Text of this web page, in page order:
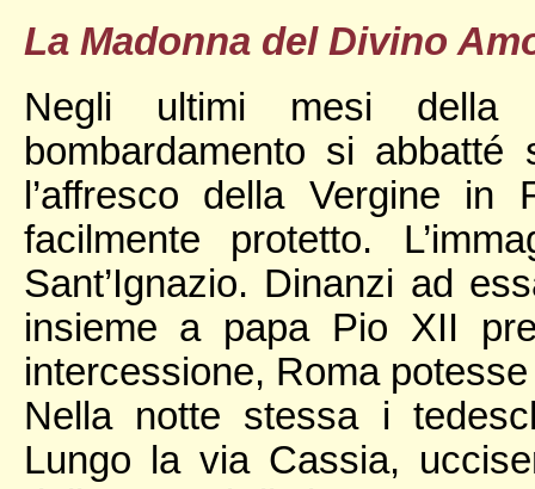
La Madonna del Divino
Negli ultimi mesi della
bombardamento si
l’affresco della Vergine
facilmente protetto.
Sant’Ignazio. Dinanzi ad
insieme a papa Pio XII
intercessione, Roma
Nella notte stessa i
Lungo la via Cassia,